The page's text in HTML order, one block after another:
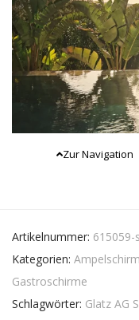
Zur Navigation
Artikelnummer: 615059-
Kategorien:
Gastroschirme
Schlagwörter: Glatz AG